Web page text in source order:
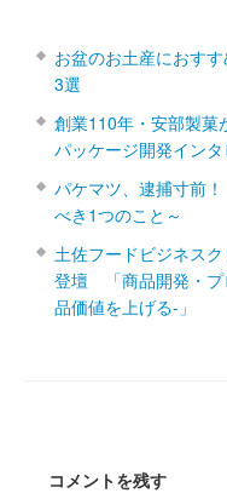
お盆のお土産におす
3選
創業110年・安部製菓
パッケージ開発イン
パケマツ、逮捕寸前
べき1つのこと～
土佐フードビジネス
登壇 「商品開発・プ
品価値を上げる‐」
コメントを残す